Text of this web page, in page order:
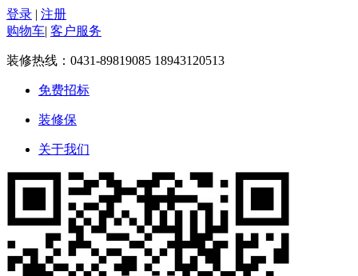
登录 | 注册
购物车| 客户服务
装修热线： 0431-89819085 18943120513
免费招标
装修保
关于我们